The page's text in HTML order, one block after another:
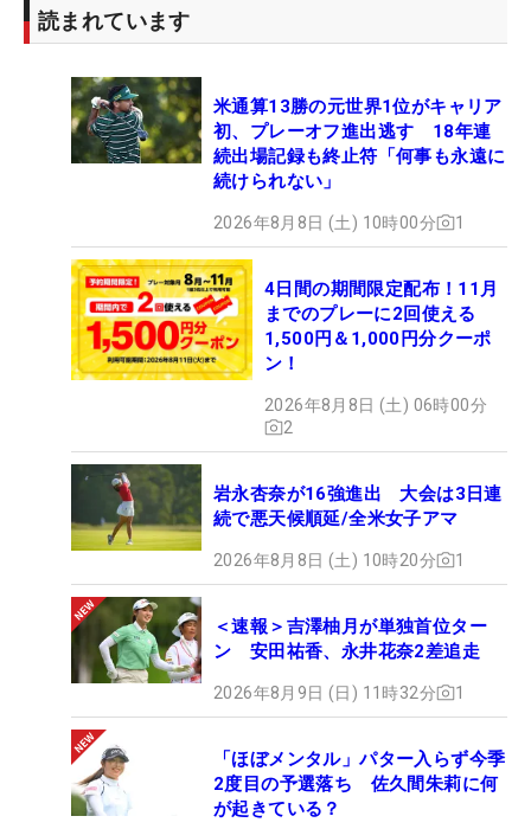
読まれています
米通算13勝の元世界1位がキャリア
初、プレーオフ進出逃す 18年連
続出場記録も終止符「何事も永遠に
続けられない」
2026年8月8日 (土) 10時00分 1
4日間の期間限定配布！11月
までのプレーに2回使える
1,500円＆1,000円分クーポ
ン！
2026年8月8日 (土) 06時00分
2
岩永杏奈が16強進出 大会は3日連
続で悪天候順延/全米女子アマ
2026年8月8日 (土) 10時20分 1
＜速報＞吉澤柚月が単独首位ター
ン 安田祐香、永井花奈2差追走
2026年8月9日 (日) 11時32分 1
「ほぼメンタル」パター入らず今季
2度目の予選落ち 佐久間朱莉に何
が起きている？